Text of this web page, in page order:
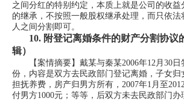
之间分红的特别约定，本质上就是公司的收
的继承，不按照一般股权继承处理，而只依
人之间分割即可。
10. 附登记离婚条件的财产分割协议
辑）
【案情摘要】戴某与秦某2006年12月30日
份，内容是双方去民政部门登记离婚，子女
担抚养费，房产归男方所有，2007年1月至
付男方1000元；等等，后双方未去民政部门办